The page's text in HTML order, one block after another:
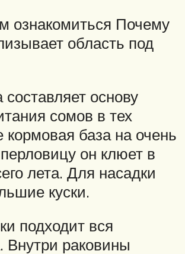
ознакомиться Почему
область под
основу
сомов в тех
кормовая база на очень
он клюет в
лета. Для насадки
куски.
подходит вся
Внутри раковины